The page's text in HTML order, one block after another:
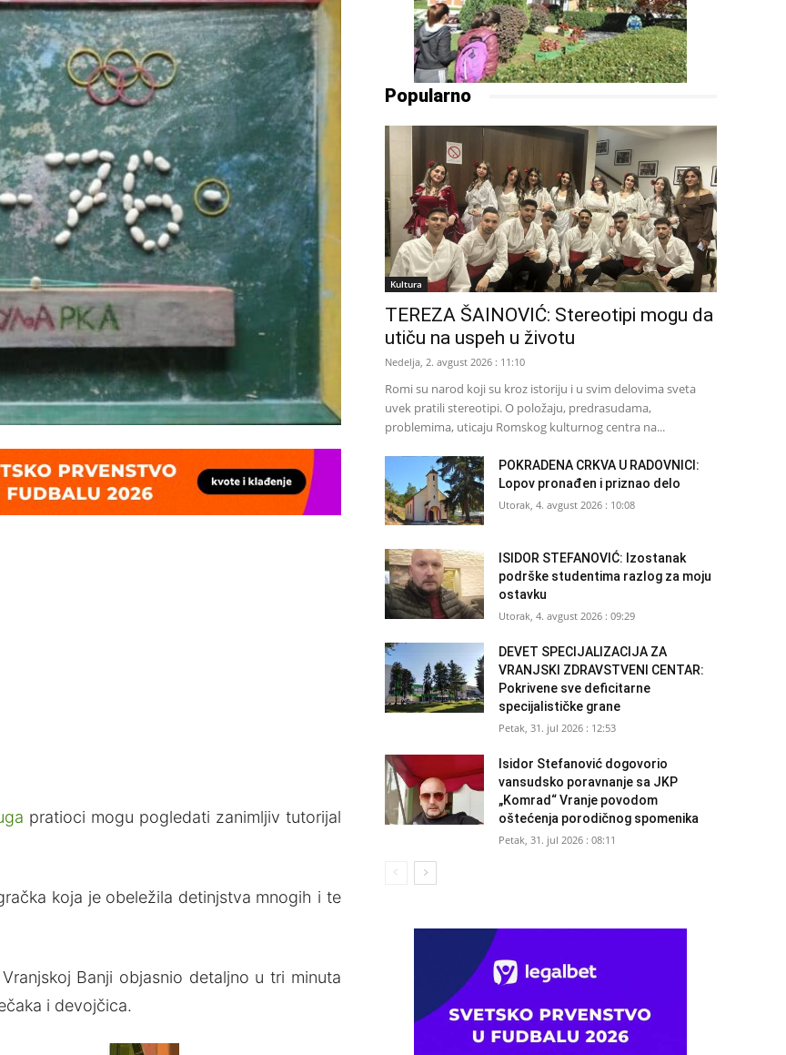
pratioci mogu pogledati zanimljiv tutorijal
koja je obeležila detinjstva mnogih i te
Banji objasnio detaljno u tri minuta
i devojčica.
Popularno
Kultura
TEREZA ŠAINOVIĆ: Stereotipi mogu da
utiču na uspeh u životu
Nedelja, 2. avgust 2026 : 11:10
Romi su narod koji su kroz istoriju i u svim delovima sveta
uvek pratili stereotipi. O položaju, predrasudama,
problemima, uticaju Romskog kulturnog centra na...
POKRADENA CRKVA U RADOVNICI:
Lopov pronađen i priznao delo
Utorak, 4. avgust 2026 : 10:08
ISIDOR STEFANOVIĆ: Izostanak
podrške studentima razlog za moju
ostavku
Utorak, 4. avgust 2026 : 09:29
DEVET SPECIJALIZACIJA ZA
VRANJSKI ZDRAVSTVENI CENTAR:
Pokrivene sve deficitarne
specijalističke grane
Petak, 31. jul 2026 : 12:53
Isidor Stefanović dogovorio
vansudsko poravnanje sa JKP
„Komrad“ Vranje povodom
oštećenja porodičnog spomenika
Petak, 31. jul 2026 : 08:11